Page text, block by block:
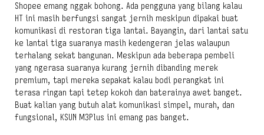
Shopee emang nggak bohong. Ada pengguna yang bilang kalau
HT ini masih berfungsi sangat jernih meskipun dipakai buat
komunikasi di restoran tiga lantai. Bayangin, dari lantai satu
ke lantai tiga suaranya masih kedengeran jelas walaupun
terhalang sekat bangunan. Meskipun ada beberapa pembeli
yang ngerasa suaranya kurang jernih dibanding merek
premium, tapi mereka sepakat kalau bodi perangkat ini
terasa ringan tapi tetep kokoh dan baterainya awet banget.
Buat kalian yang butuh alat komunikasi simpel, murah, dan
fungsional, KSUN M3Plus ini emang pas banget.